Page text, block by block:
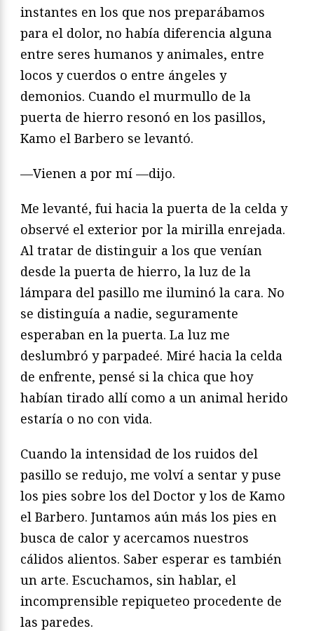
instantes en los que nos preparábamos
para el dolor, no había diferencia alguna
entre seres humanos y animales, entre
locos y cuerdos o entre ángeles y
demonios. Cuando el murmullo de la
puerta de hierro resonó en los pasillos,
Kamo el Barbero se levantó.
—Vienen a por mí —dijo.
Me levanté, fui hacia la puerta de la celda y
observé el exterior por la mirilla enrejada.
Al tratar de distinguir a los que venían
desde la puerta de hierro, la luz de la
lámpara del pasillo me iluminó la cara. No
se distinguía a nadie, seguramente
esperaban en la puerta. La luz me
deslumbró y parpadeé. Miré hacia la celda
de enfrente, pensé si la chica que hoy
habían tirado allí como a un animal herido
estaría o no con vida.
Cuando la intensidad de los ruidos del
pasillo se redujo, me volví a sentar y puse
los pies sobre los del Doctor y los de Kamo
el Barbero. Juntamos aún más los pies en
busca de calor y acercamos nuestros
cálidos alientos. Saber esperar es también
un arte. Escuchamos, sin hablar, el
incomprensible repiqueteo procedente de
las paredes.